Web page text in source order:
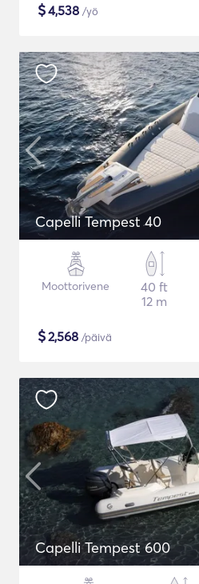
$4,538 /yö
Capelli Tempest 40
Moottorivene
40 ft
12 m
$2,568 /päivä
Capelli Tempest 600